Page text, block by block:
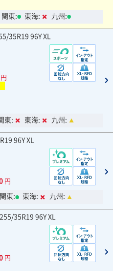
関東: 東海: 九州:
35R19 96Y XL
円
東: 東海: 九州:
96Y XL
円
関東: 東海: 九州:
35R19 96Y XL
円